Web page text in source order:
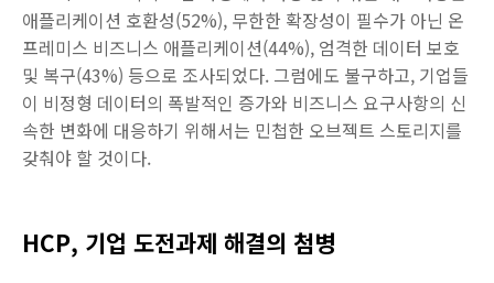
애플리케이션 호환성(52%), 무한한 확장성이 필수가 아닌 온
프레미스 비즈니스 애플리케이션(44%), 엄격한 데이터 보호
및 복구(43%) 등으로 조사되었다. 그럼에도 불구하고, 기업들
이 비정형 데이터의 폭발적인 증가와 비즈니스 요구사항의 신
속한 변화에 대응하기 위해서는 민첩한 오브젝트 스토리지를
갖춰야 할 것이다.
HCP, 기업 도전과제 해결의 첨병